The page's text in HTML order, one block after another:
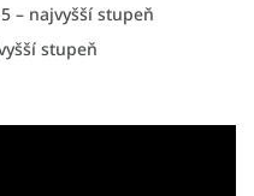
– najvyšší stupeň
stupeň